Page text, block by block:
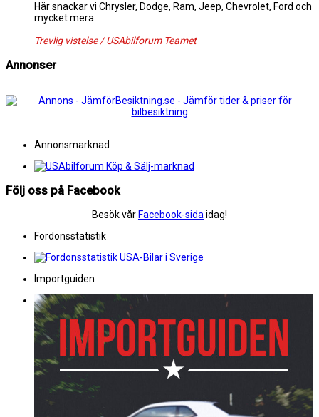
Här snackar vi Chrysler, Dodge, Ram, Jeep, Chevrolet, Ford och
mycket mera.
Trevlig vistelse / USAbilforum Teamet
Annonser
Annonsmarknad
Följ oss på Facebook
Besök vår Facebook-sida idag!
Fordonsstatistik
Importguiden